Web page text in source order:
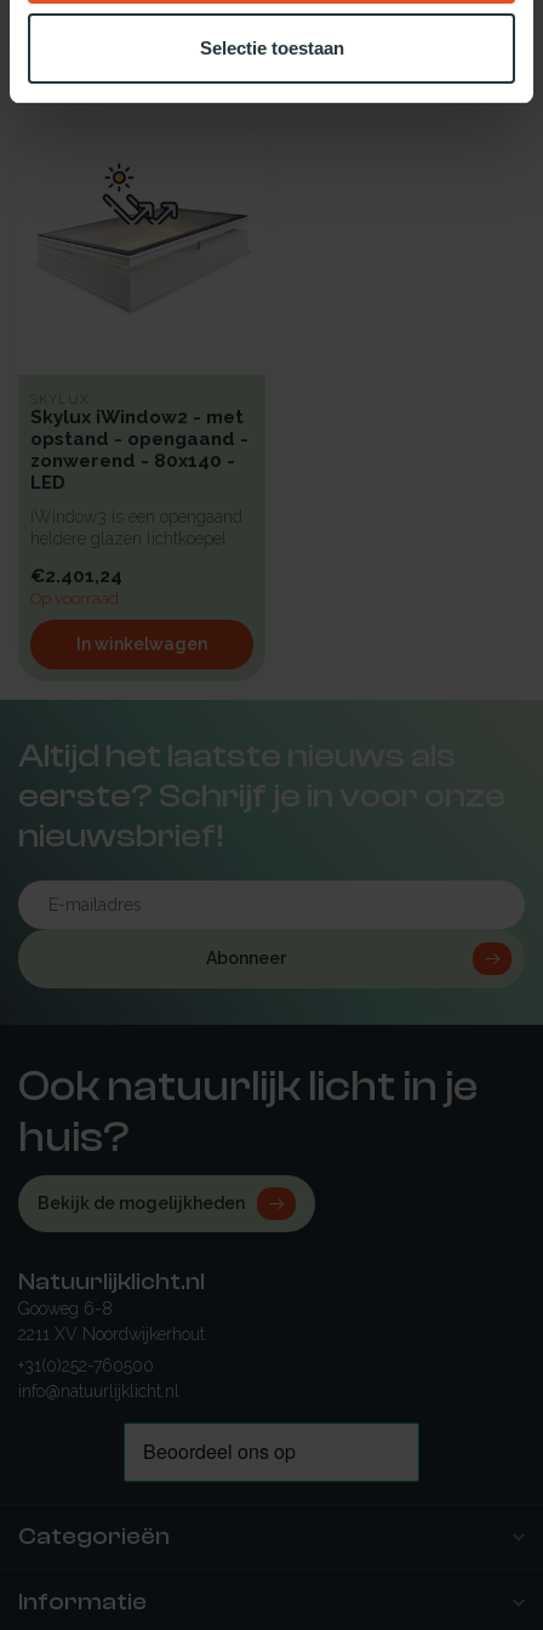
Selectie toestaan
Recent bekeken
SKYLUX
Skylux iWindow2 - met
opstand - opengaand -
zonwerend - 80x140 -
LED
iWindow3 is een opengaand
heldere glazen lichtkoepel
€2.401,24
Op voorraad
In winkelwagen
Altijd het laatste nieuws als
eerste? Schrijf je in voor onze
nieuwsbrief!
Abonneer
Ook natuurlijk licht in je
huis?
Bekijk de mogelijkheden
Natuurlijklicht.nl
Gooweg 6-8
2211 XV Noordwijkerhout
+31(0)252-760500
info@natuurlijklicht.nl
Categorieën
Informatie